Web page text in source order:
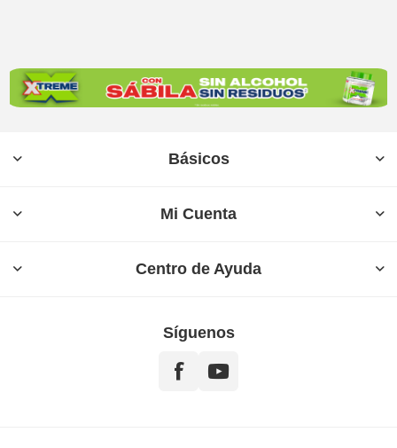
Básicos
Mi Cuenta
Centro de Ayuda
Síguenos